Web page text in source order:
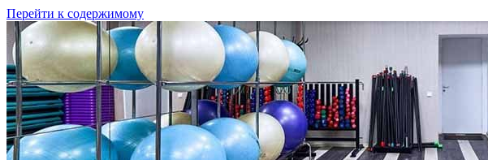
Перейти к содержимому